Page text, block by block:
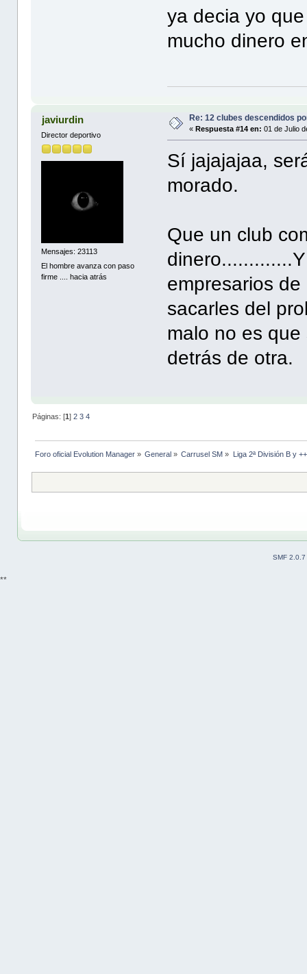
ya decia yo
mucho dinero
javiurdin
Director deportivo
Mensajes: 23113
El hombre avanza con paso
firme .... hacia atrás
Re: 12 clubes descendidos
«Respuesta #14 en: 01 de Julio
Sí jajajajaa,
morado.
Que un club
empresarios
sacarles del
malo no es
detrás de otra.
Páginas: [1] 2 3 4
Foro oficial Evolution Manager» General » Carrusel SM » Liga 2ª División B y
SMF 2.0.7
**